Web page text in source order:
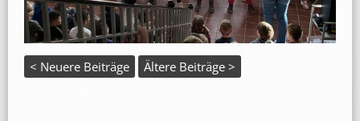
< Neuere Beiträge Ältere Beiträge >